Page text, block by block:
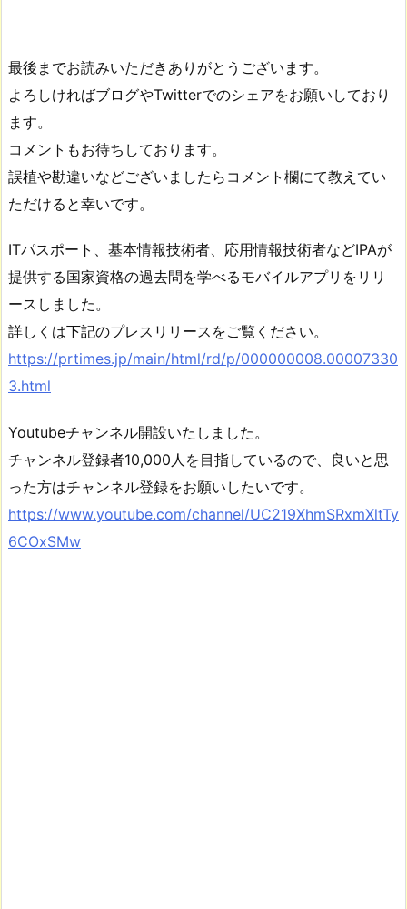
最後までお読みいただきありがとうございます。
よろしければブログやTwitterでのシェアをお願いしており
ます。
コメントもお待ちしております。
誤植や勘違いなどございましたらコメント欄にて教えてい
ただけると幸いです。
ITパスポート、基本情報技術者、応用情報技術者などIPAが
提供する国家資格の過去問を学べるモバイルアプリをリリ
ースしました。
詳しくは下記のプレスリリースをご覧ください。
https://prtimes.jp/main/html/rd/p/000000008.00007330
3.html
Youtubeチャンネル開設いたしました。
チャンネル登録者10,000人を目指しているので、良いと思
った方はチャンネル登録をお願いしたいです。
https://www.youtube.com/channel/UC219XhmSRxmXltTy
6COxSMw